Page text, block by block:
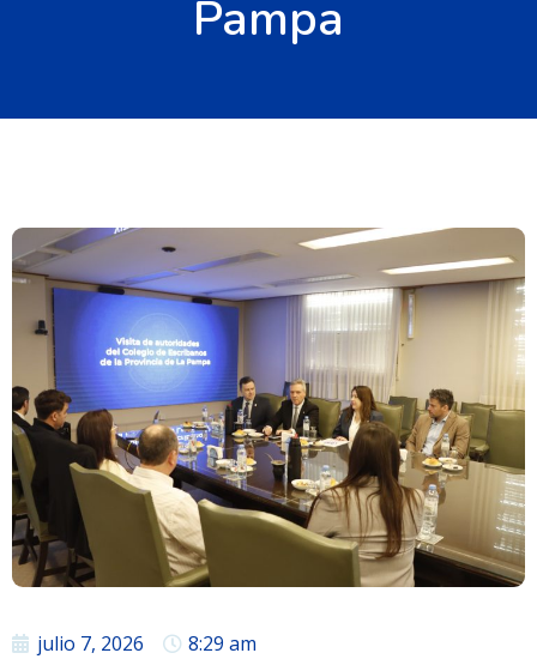
Pampa
julio 7, 2026 8:29 am